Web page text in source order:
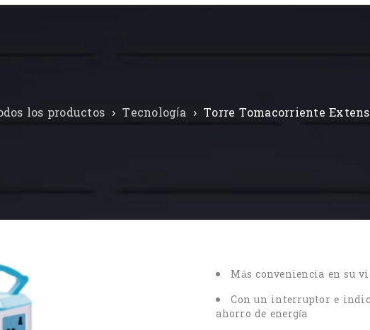
los productos › Tecnología › Torre Tomacorriente
Más conveniencia en su
Con un interruptor e
ahorro de energía